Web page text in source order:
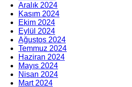
Aralık 2024
Kasım 2024
Ekim 2024
Eylül 2024
Ağustos 2024
Temmuz 2024
Haziran 2024
Mayıs 2024
Nisan 2024
Mart 2024